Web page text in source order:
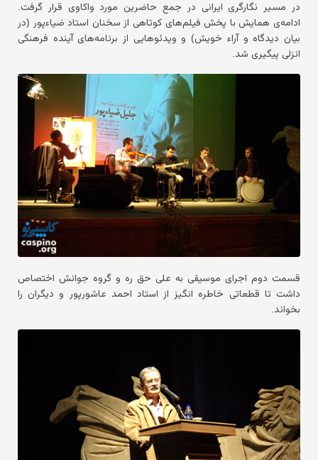
در مسیر نگارگری ایرانی در جمع حاضرین مورد واکاوی قرار گرفت.
ادامه‌ی همایش با پخش فیلم‌های کوتاهی از سخنان استاد ضیاءپور (در
بیان دیدگاه و آراء خویش) و ویدئوهایی از برنامه‌های آینده فرهنگی
انزلی پیگیری شد.
قسمت دوم اجرای موسیقی به علی حق ره و گروه جوانش اختصاص
داشت تا قطعاتی خاطره انگیز از استاد احمد عاشورپور و دیگران را
بخواند.